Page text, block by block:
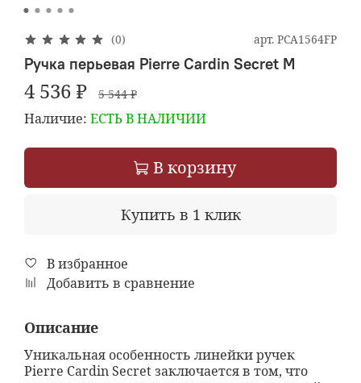
(0) арт. PCA1564FP
Ручка перьевая Pierre Cardin Secret M
4 536 ₽ 5 544 ₽
Наличие: ЕСТЬ В НАЛИЧИИ
В корзину
Купить в 1 клик
В избранное
Добавить в сравнение
Описание
Уникальная особенность линейки ручек
Pierre Cardin Secret заключается в том, что